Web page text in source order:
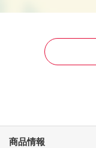
商品情報